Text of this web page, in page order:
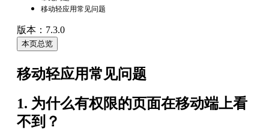
移动轻应用常见问题
版本：7.3.0
本页总览
移动轻应用常见问题
1. 为什么有权限的页面在移动端上看
不到？